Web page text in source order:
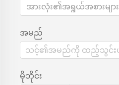
အားလုံး၏အရွယ်အစားများ
အမည်
မိုဘိုင်း